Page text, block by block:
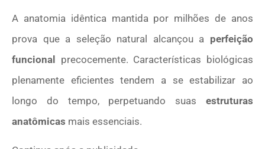
A anatomia idêntica mantida por milhões de anos
prova que a seleção natural alcançou a perfeição
funcional
precocemente. Características biológicas
plenamente eficientes tendem a se estabilizar ao
longo do tempo, perpetuando suas estruturas
anatômicas mais essenciais.